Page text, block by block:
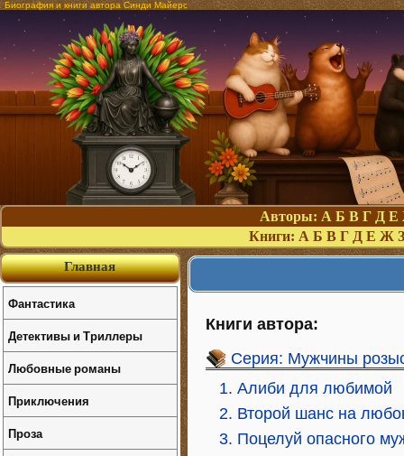
Биография и книги автора Синди Майерс
Авторы: А Б В Г Д Е
Книги: А Б В Г Д Е Ж З
Книги автора:
Серия: Мужчины
1. Алиби для любимой
2. Второй шанс на
3. Поцелуй опасного
Главная
Фантастика
Детективы и Триллеры
Любовные романы
Приключения
Проза